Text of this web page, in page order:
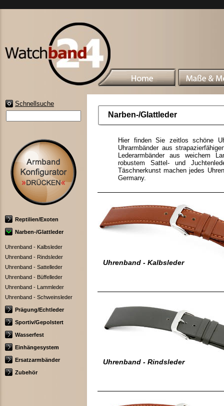
Schnellsuche
Reptilien/Exoten
Narben-/Glattleder
Uhrenband - Kalbsleder
Uhrenband - Rindsleder
Uhrenband - Sattelleder
Uhrenband - Büffelleder
Uhrenband - Lammleder
Uhrenband - Schweinsleder
Prägung/Echtleder
Sportiv/Gepolstert
Wasserfest
Einhängesystem
Ersatzarmbänder
Zubehör
Narben-/Glattleder
Hier finden Sie zeitlos schöne
Uhrarmbänder aus
Lederarmbänder aus weichem
robustem Sattel- und
Täschnerkunst machen jedes
Germany.
Uhrenband - Kalbsleder
Uhrenband - Rindsleder